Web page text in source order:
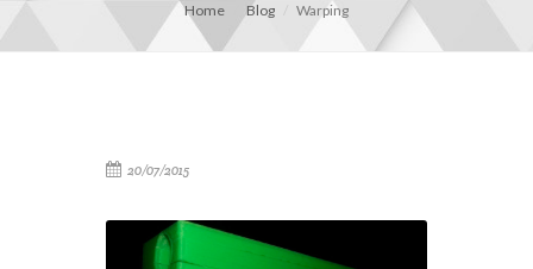
Home Blog Warping
20/07/2015